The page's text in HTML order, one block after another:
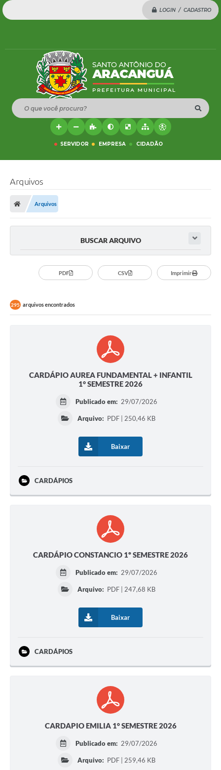
LOGIN / CADASTRO
O que você procura?
SERVIDOR EMPRESA CIDADÃO
Arquivos
Arquivos
BUSCAR ARQUIVO
PDF CSV Imprimir
295 arquivos encontrados
CARDÁPIO AUREA FUNDAMENTAL + INFANTIL
1° SEMESTRE 2026
Publicado em: 29/07/2026
Arquivo: PDF | 250,46 KB
Baixar
CARDÁPIOS
CARDÁPIO CONSTANCIO 1º SEMESTRE 2026
Publicado em: 29/07/2026
Arquivo: PDF | 247,68 KB
Baixar
CARDÁPIOS
CARDAPIO EMILIA 1° SEMESTRE 2026
Publicado em: 29/07/2026
Arquivo: PDF | 259,46 KB